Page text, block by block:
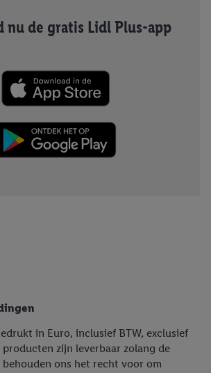
nu de gratis Lidl Plus-app
in Euro, inclusief BTW, exclusief
zijn leverbaar zolang de
ons het recht voor om